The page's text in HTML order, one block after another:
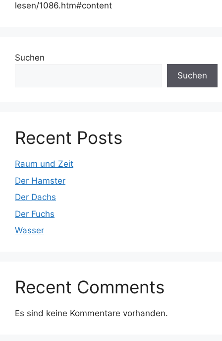
lesen/1086.htm#content
Suchen
Suchen
Recent Posts
Raum und Zeit
Der Hamster
Der Dachs
Der Fuchs
Wasser
Recent Comments
Es sind keine Kommentare vorhanden.